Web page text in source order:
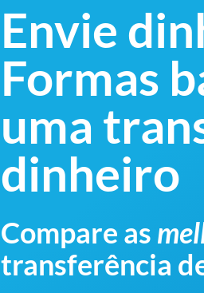
Envie
Formas
uma
dinheiro
Compare as
transferência